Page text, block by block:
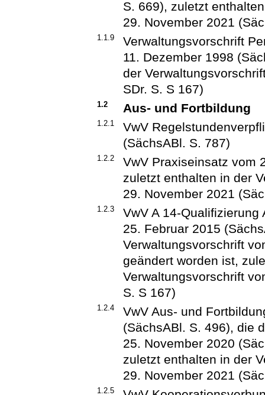
S. 669), zuletzt
29. November 2021
1.1.9
Verwaltungsvorschrift
11. Dezember 1998
der
SDr. S. S 167)
1.2 Aus- und Fortbildung
1.2.1
VwV
(SächsABl. S. 787)
1.2.2
VwV Praxiseinsatz vom
zuletzt enthalten in der
29. November 2021
1.2.3
VwV A 14-
25. Februar 2015
Verwaltungsvorschrift
geändert worden ist,
Verwaltungsvorschrift
S. S 167)
1.2.4
VwV Aus- und
(SächsABl. S. 496), die
25. November 2020
zuletzt enthalten in der
29. November 2021
1.2.5